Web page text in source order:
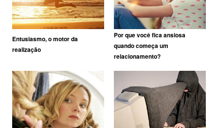
Entusiasmo, o motor da
realização
Por que você fica ansiosa
quando começa um
relacionamento?